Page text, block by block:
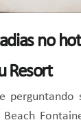
no
Resort
perguntando